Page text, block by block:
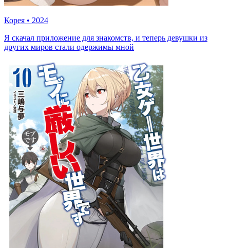
Корея • 2024
Я скачал приложение для знакомств, и теперь девушки из
других миров стали одержимы мной